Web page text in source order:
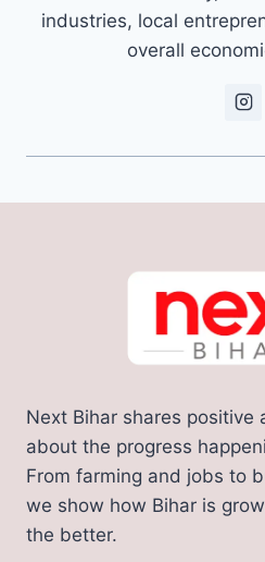
industries, local
overall
Next Bihar shares positive
about the progress
From farming and jobs to
we show how Bihar is
the better.